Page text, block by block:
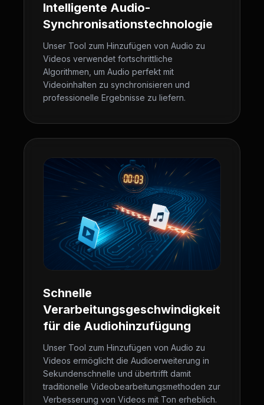
Intelligente Audio-
Synchronisationstechnologie
Unser Tool zum Hinzufügen von Audio zu
Videos verwendet fortschrittliche
Algorithmen, um Audio perfekt mit
Videoinhalten zu synchronisieren und
professionelle Ergebnisse zu liefern.
Schnelle
Verarbeitungsgeschwindigkeit
für die Audiohinzufügung
Unser Tool zum Hinzufügen von Audio zu
Videos ermöglicht die Audioerweiterung in
Sekundenschnelle und übertrifft damit
traditionelle Videobearbeitungsmethoden zur
Verbesserung von Videos mit Ton erheblich.